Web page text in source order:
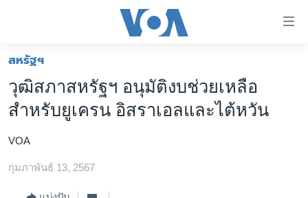
ต่อ
เนื้อหา
ข้าม
ไป
โลก
เอเชีย
สหรัฐฯ
ไทย
สหรัฐฯ
วุฒิสภาสหรัฐฯ อนุมัติงบช่วยเหลือ
สำหรับยูเครน อิสราเอลและไต้หวัน
VOA
กุมภาพันธ์ 13, 2567